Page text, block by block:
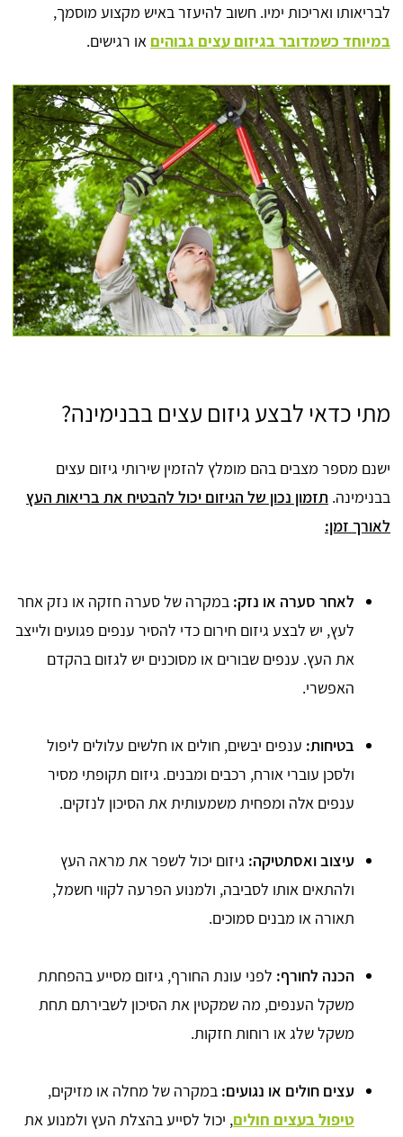
לבריאותו ואריכות ימיו. חשוב להיעזר באיש מקצוע מוסמך,
במיוחד כשמדובר בגיזום עצים גבוהים או רגישים.
מתי כדאי לבצע גיזום עצים בבנימינה?
ישנם מספר מצבים בהם מומלץ להזמין שירותי גיזום עצים
בבנימינה. תזמון נכון של הגיזום יכול להבטיח את בריאות העץ
לאורך זמן:
לאחר סערה או נזק: במקרה של סערה חזקה או נזק אחר
לעץ, יש לבצע גיזום חירום כדי להסיר ענפים פגועים ולייצב
את העץ. ענפים שבורים או מסוכנים יש לגזום בהקדם
האפשרי.
בטיחות: ענפים יבשים, חולים או חלשים עלולים ליפול
ולסכן עוברי אורח, רכבים ומבנים. גיזום תקופתי מסיר
ענפים אלה ומפחית משמעותית את הסיכון לנזקים.
עיצוב ואסתטיקה: גיזום יכול לשפר את מראה העץ
ולהתאים אותו לסביבה, ולמנוע הפרעה לקווי חשמל,
תאורה או מבנים סמוכים.
הכנה לחורף: לפני עונת החורף, גיזום מסייע בהפחתת
משקל הענפים, מה שמקטין את הסיכון לשבירתם תחת
משקל שלג או רוחות חזקות.
עצים חולים או נגועים: במקרה של מחלה או מזיקים,
טיפול בעצים חולים, יכול לסייע בהצלת העץ ולמנוע את